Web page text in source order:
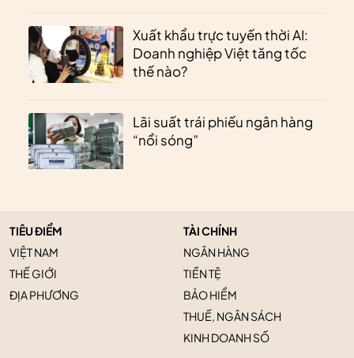
Xuất khẩu trực tuyến thời AI:
Doanh nghiệp Việt tăng tốc
thế nào?
Lãi suất trái phiếu ngân hàng
“nổi sóng”
TIÊU ĐIỂM
VIỆT NAM
THẾ GIỚI
ĐỊA PHƯƠNG
TÀI CHÍNH
NGÂN HÀNG
TIỀN TỆ
BẢO HIỂM
THUẾ, NGÂN SÁCH
KINH DOANH SỐ